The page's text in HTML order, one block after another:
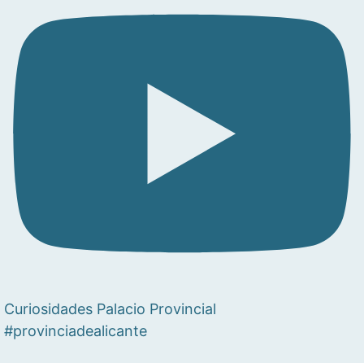
Curiosidades Palacio Provincial
#provinciadealicante